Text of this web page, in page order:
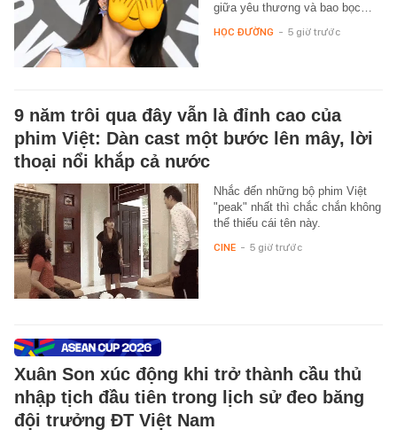
giữa yêu thương và bao bọc…
HỌC ĐƯỜNG - 5 giờ trước
9 năm trôi qua đây vẫn là đỉnh cao của
phim Việt: Dàn cast một bước lên mây, lời
thoại nổi khắp cả nước
Nhắc đến những bộ phim Việt
"peak" nhất thì chắc chắn không
thể thiếu cái tên này.
CINE - 5 giờ trước
Xuân Son xúc động khi trở thành cầu thủ
nhập tịch đầu tiên trong lịch sử đeo băng
đội trưởng ĐT Việt Nam